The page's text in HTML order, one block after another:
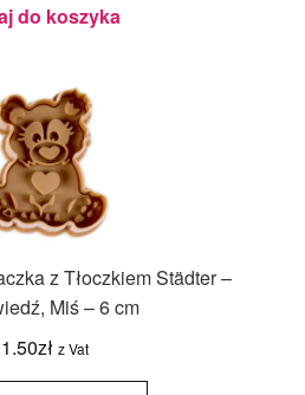
do koszyka
z Tłoczkiem Städter –
Miś – 6 cm
zł z Vat
ilość